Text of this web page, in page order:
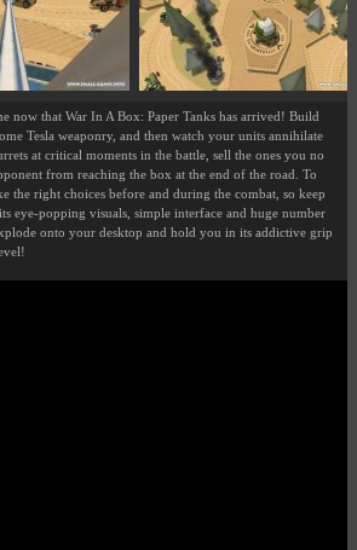
now that War In A Box: Paper Tanks has arrived! Build
Tesla weaponry, and then watch your units annihilate
at critical moments in the battle, sell the ones you no
from reaching the box at the end of the road. To
the right choices before and during the combat, so keep
eye-popping visuals, simple interface and huge number
onto your desktop and hold you in its addictive grip